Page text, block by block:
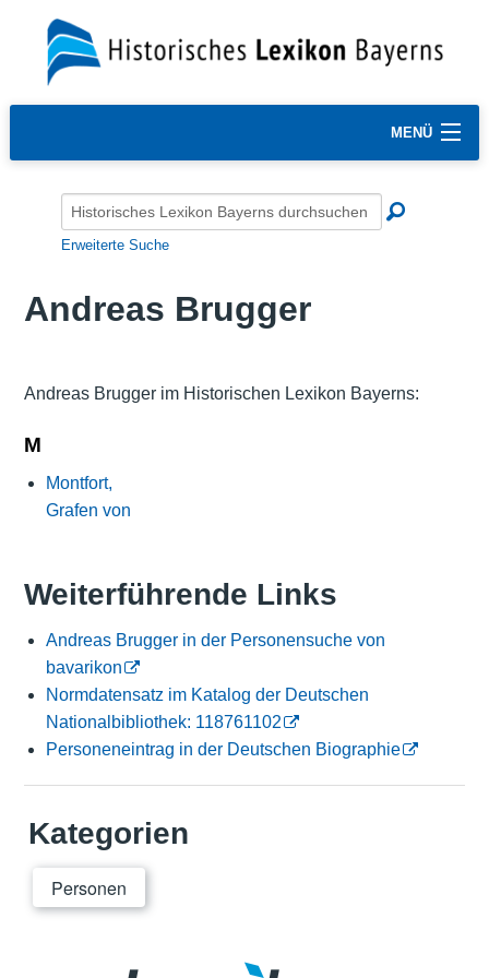
MENÜ
Erweiterte Suche
Andreas Brugger
Andreas Brugger im Historischen Lexikon Bayerns:
M
Montfort,
Grafen von
Weiterführende Links
Andreas Brugger in der Personensuche von
bavarikon
Normdatensatz im Katalog der Deutschen
Nationalbibliothek: 118761102
Personeneintrag in der Deutschen Biographie
Kategorien
Personen